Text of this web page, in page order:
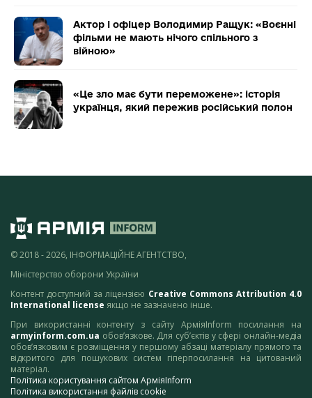
Актор і офіцер Володимир Ращук: «Воєнні
фільми не мають нічого спільного з
війною»
«Це зло має бути переможене»: історія
українця, який пережив російський полон
© 2018 - 2026, ІНФОРМАЦІЙНЕ АГЕНТСТВО,
Міністерство оборони України
Контент доступний за ліцензією Creative Commons Attribution 4.0
International license якщо не зазначено інше.
При використанні контенту з сайту АрміяInform посилання на
armyinform.com.ua обов’язкове. Для суб’єктів у сфері онлайн-медіа
обов’язковим є розміщення у першому абзаці матеріалу прямого та
відкритого для пошукових систем гіперпосилання на цитований
матеріал.
Політика користування сайтом АрміяInform
Політика використання файлів cookie